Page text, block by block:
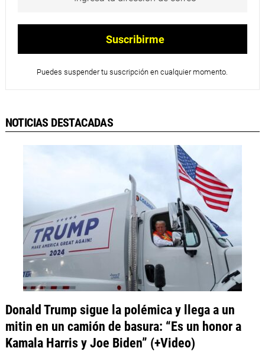
Puedes suspender tu suscripción en cualquier momento.
NOTICIAS DESTACADAS
Donald Trump sigue la polémica y llega a un
mitin en un camión de basura: “Es un honor a
Kamala Harris y Joe Biden” (+Video)